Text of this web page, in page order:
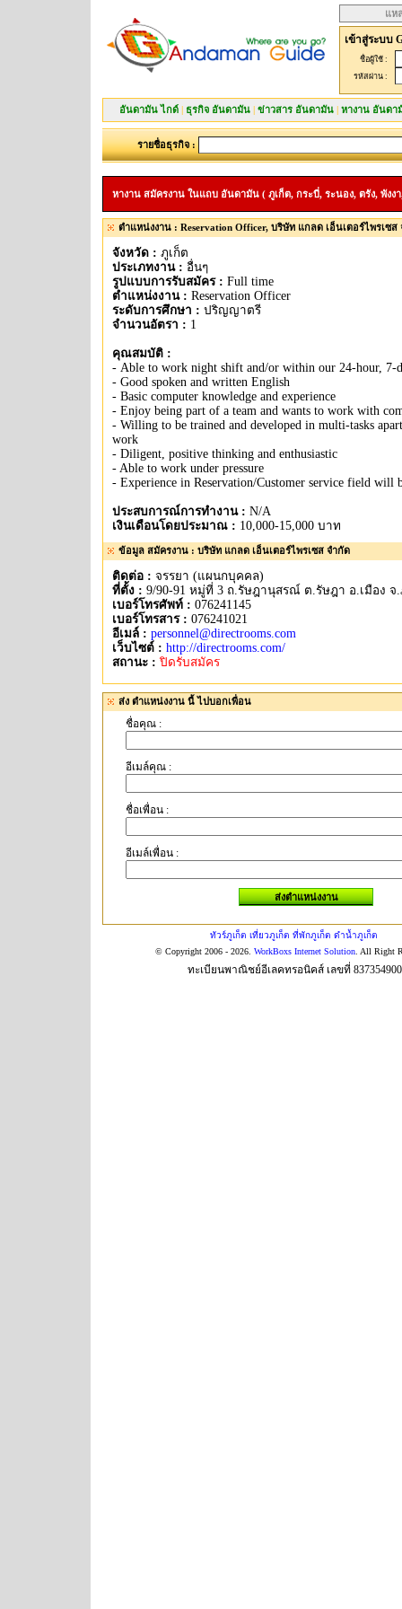
แห
เข้าสู่ระบบ
ชื่อผู้ใช้ :
รหัสผ่าน :
อันดามัน ไกด์ | ธุรกิจ อันดามัน | ข่าวสาร อันดามัน | หางาน อันดา
รายชื่อธุรกิจ :
หางาน สมัครงาน ในแถบ อันดามัน ( ภูเก็ต, กระบี่, ระนอง, ตรัง, พังง
ตำแหน่งงาน : Reservation Officer, บริษัท แกลด เอ็นเตอร์ไพรเซส
จังหวัด : ภูเก็ต
ประเภทงาน : อื่นๆ
รูปแบบการรับสมัคร : Full time
ตำแหน่งงาน : Reservation Officer
ระดับการศึกษา : ปริญญาตรี
จำนวนอัตรา : 1
คุณสมบัติ :
- Able to work night shift and/or within our 24-hour, 7-
- Good spoken and written English
- Basic computer knowledge and experience
- Enjoy being part of a team and wants to work with
- Willing to be trained and developed in multi-tasks
work
- Diligent, positive thinking and enthusiastic
- Able to work under pressure
- Experience in Reservation/Customer service field will
ประสบการณ์การทำงาน : N/A
เงินเดือนโดยประมาณ : 10,000-15,000 บาท
ข้อมูล สมัครงาน : บริษัท แกลด เอ็นเตอร์ไพรเซส จำกัด
ติดต่อ : จรรยา (แผนกบุคคล)
ที่ตั้ง : 9/90-91 หมู่ที่ 3 ถ.รัษฎานุสรณ์ ต.รัษฎา อ.เมือง จ.
เบอร์โทรศัพท์ : 076241145
เบอร์โทรสาร : 076241021
อีเมล์ : personnel@directrooms.com
เว็บไซต์ : http://directrooms.com/
สถานะ : ปิดรับสมัคร
ส่ง ตำแหน่งงาน นี้ ไปบอกเพื่อน
ชื่อคุณ :
อีเมล์คุณ :
ชื่อเพื่อน :
อีเมล์เพื่อน :
ทัวร์ภูเก็ต เที่ยวภูเก็ต ที่พักภูเก็ต ดำน้ำภูเก็ต
© Copyright 2006 - 2026. WorkBoxs Internet Solution. All Right
ทะเบียนพาณิชย์อีเลคทรอนิคส์ เลขที่